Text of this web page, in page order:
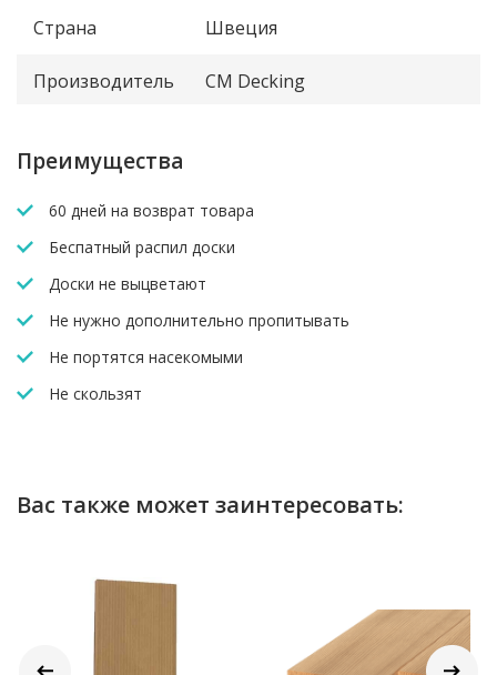
Страна Швеция
Производитель CM Decking
Преимущества
60 дней на возврат товара
Беспатный распил доски
Доски не выцветают
Не нужно дополнительно пропитывать
Не портятся насекомыми
Не скользят
Вас также может заинтересовать: